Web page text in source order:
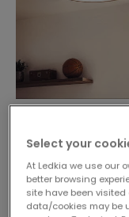
61,99 €
PROMO
Plafondventilator
verlichting, stil, DC,
Select your
At Ledkia we use our
better browsing
site have been
data/cookies may be